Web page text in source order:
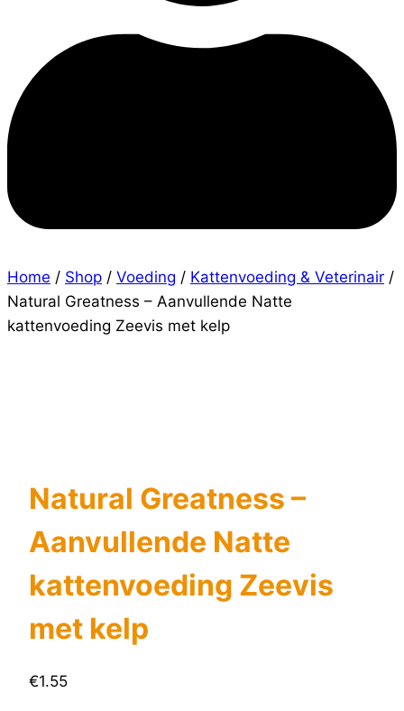
Home / Shop / Voeding / Kattenvoeding & Veterinair /
Natural Greatness – Aanvullende Natte
kattenvoeding Zeevis met kelp
Natural Greatness –
Aanvullende Natte
kattenvoeding Zeevis
met kelp
€1.55